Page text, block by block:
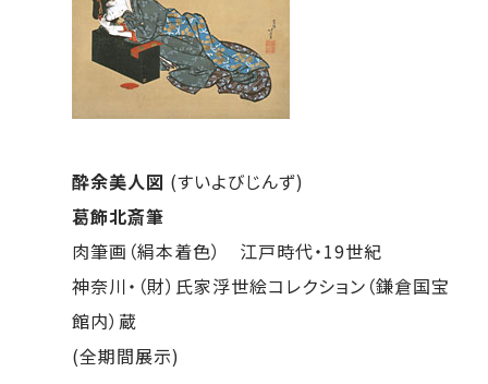
酔余美人図 (すいよびじんず)
葛飾北斎筆
肉筆画（絹本着色） 江戸時代・19世紀
神奈川・（財）氏家浮世絵コレクション（鎌倉国宝
館内）蔵
(全期間展示)